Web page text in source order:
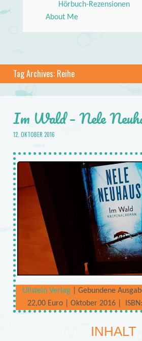
Hörbuch-Rezensionen
About Me
Tag Archives: Reihe
Im Wald – Nele
12. OKTOBER 2016
Ullstein Verlag | Gebundene
22,00 Euro | Oktober 2016 |
INHALT